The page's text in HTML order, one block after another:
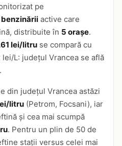
pe
benzinării active care
distribuite în 5 orașe.
lei/litru se compară cu
L: județul Vrancea se află
din județul Vrancea astăzi
litru (Petrom, Focsani), iar
și cea mai scumpă
. Pentru un plin de 50 de
stații versus celei mai